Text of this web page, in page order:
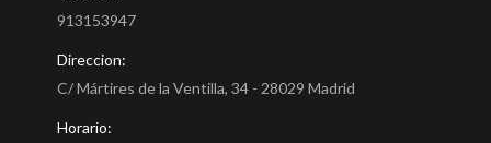
913153947
Direccion:
C/ Mártires de la Ventilla, 34 - 28029 Madrid
Horario: